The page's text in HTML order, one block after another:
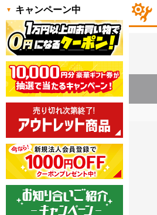
キャンペーン中